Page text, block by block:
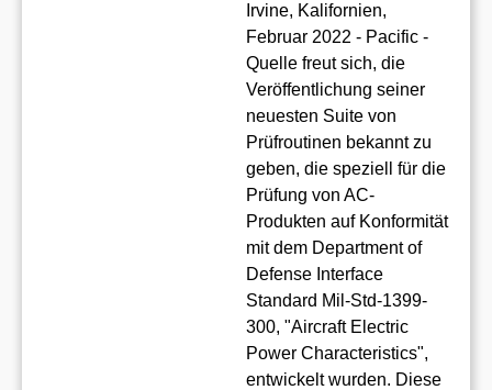
Irvine, Kalifornien,
Februar 2022 - Pacific -
Quelle freut sich, die
Veröffentlichung seiner
neuesten Suite von
Prüfroutinen bekannt zu
geben, die speziell für die
Prüfung von AC-
Produkten auf Konformität
mit dem Department of
Defense Interface
Standard Mil-Std-1399-
300, "Aircraft Electric
Power Characteristics",
entwickelt wurden. Diese